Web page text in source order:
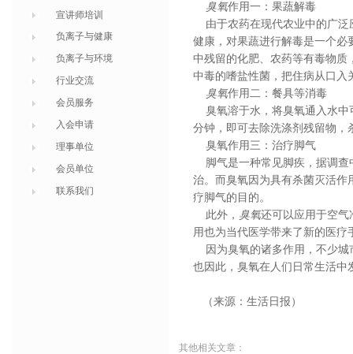
宣讲师培训
负离子与健康
负离子与环境
行业交流
会员服务
入会申请
理事单位
会员单位
联系我们
臭氧作用一：果蔬解毒
由于农药在现代农业中的广泛
健康，对果蔬进行解毒是一个必
中残留的化肥、农药等有毒物质
中毒的嗜盐性菌，把住病从口入
臭氧作用二：餐具等消毒
臭氧溶于水，将臭氧通入水中
分钟，即可去除洗涤剂残留物，
臭氧作用三：治疗脚气
脚气是一种常见脚疾，据调查
治。而臭氧因为具有杀菌灭活作
疗脚气的目的。
此外， 臭氧还可以应用于空气
用也为当代医学带来了新的医
因为臭氧的诸多作用，不少城
也因此，臭氧在人们日常生活中
（来源：生活日报）
其他相关文章：